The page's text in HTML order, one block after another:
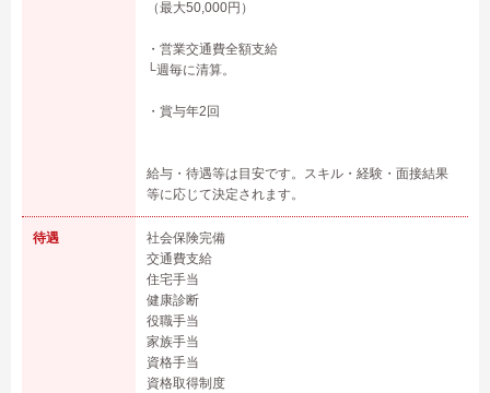
（最大50,000円）
・営業交通費全額支給
└週毎に清算。
・賞与年2回
給与・待遇等は目安です。スキル・経験・面接結果
等に応じて決定されます。
待遇
社会保険完備
交通費支給
住宅手当
健康診断
役職手当
家族手当
資格手当
資格取得制度